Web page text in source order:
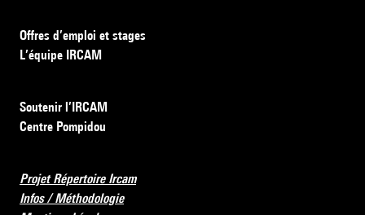
Offres d’emploi et stages
L’équipe IRCAM
Soutenir l’IRCAM
Centre Pompidou
Projet Répertoire Ircam
Infos / Méthodologie